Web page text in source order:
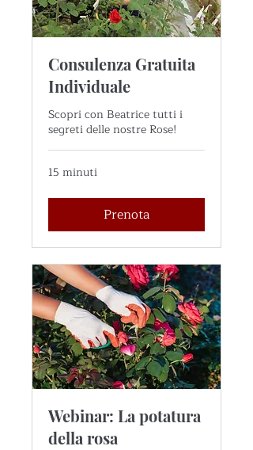
Consulenza Gratuita
Individuale
Scopri con Beatrice tutti i
segreti delle nostre Rose!
15 minuti
Prenota
Webinar: La potatura
della rosa